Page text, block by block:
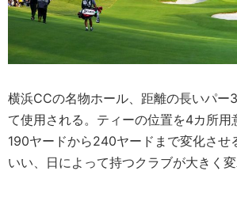
横浜CCの名物ホール、距離の長いパー
て使用される。ティーの位置を4カ所用
190ヤードから240ヤードまで変化させ
いい、日によって持つクラブが大きく変